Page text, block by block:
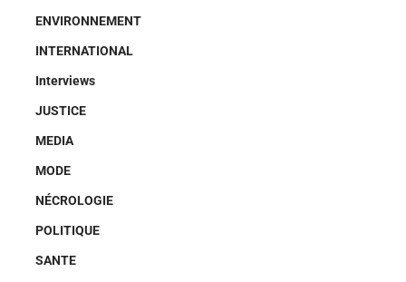
ENVIRONNEMENT
INTERNATIONAL
Interviews
JUSTICE
MEDIA
MODE
NÉCROLOGIE
POLITIQUE
SANTE